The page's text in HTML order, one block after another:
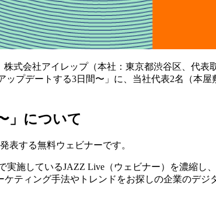
式会社アイレップ（本社：東京都渋谷区、代表
プデートする3日間〜」に、当社代表2名（本
」について
表する無料ウェビナーです。
施しているJAZZ Live（ウェビナー）を濃縮し
ティング手法やトレンドをお探しの企業のデジ